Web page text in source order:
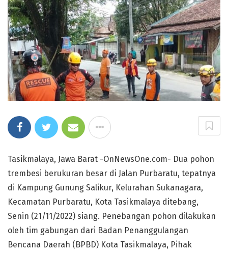
Tasikmalaya, Jawa Barat -OnNewsOne.com- Dua pohon
trembesi berukuran besar di Jalan Purbaratu, tepatnya
di Kampung Gunung Salikur, Kelurahan Sukanagara,
Kecamatan Purbaratu, Kota Tasikmalaya ditebang,
Senin (21/11/2022) siang. Penebangan pohon dilakukan
oleh tim gabungan dari Badan Penanggulangan
Bencana Daerah (BPBD) Kota Tasikmalaya, Pihak